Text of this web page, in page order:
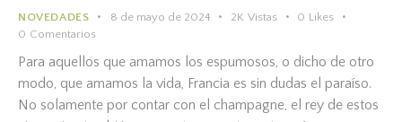
NOVEDADES 8 de mayo de 2024 2K Vistas 0 Likes
0 Comentarios
Para aquellos que amamos los espumosos, o dicho de otro
modo, que amamos la vida, Francia es sin dudas el paraíso.
No solamente por contar con el champagne, el rey de estos